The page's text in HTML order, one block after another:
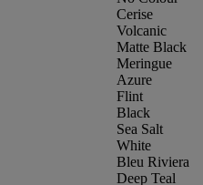
Cerise
Volcanic
Matte Black
Meringue
Azure
Flint
Black
Sea Salt
White
Bleu Riviera
Deep Teal